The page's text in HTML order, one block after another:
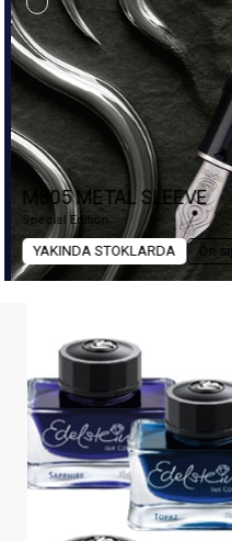
M805 METAL SLEEVE
Special Edition
YAKINDA STOKLARDA Ön